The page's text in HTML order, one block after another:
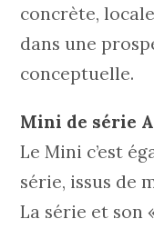
concrète,
dans une
conceptuelle.
Mini de série
Le Mini c’est
série, issus de
La série et son